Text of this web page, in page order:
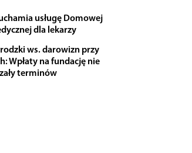
usługę Domowej
dla lekarzy
ws. darowizn przy
Wpłaty na fundację nie
terminów